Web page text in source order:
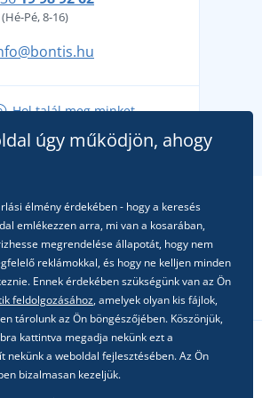
csomagolással kezdődik - készüljön
(Hé-Pé, 8-16)
Hol talál meg minket
a közösségi hálózatokon
úgy működjön, ahogy
élmény érdekében - hogy a keresés
emlékezzen arra, mi van a kosarában,
megrendelése állapotát, hogy nem
reklámokkal, és hogy ne kelljen minden
Ennek érdekében szükségünk van az Ön
feldolgozásához, amelyek olyan kis fájlok,
tárolunk az Ön böngészőjében. Köszönjük,
kattintva megadja nekünk ezt a
nekünk a weboldal fejlesztésében. Az Ön
bizalmasan kezeljük.